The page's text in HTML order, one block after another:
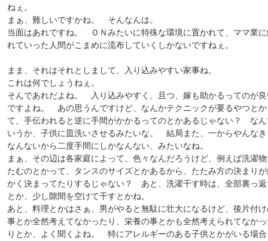
ねぇ。
まぁ、難しいですかね。 そんなんは。
当面はあれですね。 ＯＮみたいに特殊な環境に置かれて、ママ業
れていった人間がこまめに流布していくしかないですねぇ。
まま、それはそれとしまして、入り込みやすい家事ね。
これは何でしょうねぇ。
そんであれだよね。 入り込みやすく、且つ、嫁も助かるってのが
ですよね。 あの思うんですけど、なんかテクニックが要るやつと
て、手伝われると逆に手間がかかるってのとかあるじゃない？ な
いうか、子供に皿洗いさせるみたいな。 結局また、一からやんな
なんないから二度手間にしかなんない、みたいなね。
まぁ、その辺は各家庭によって、色々なんだろうけど、例えば洗濯
たむのとかって、タンスのサイズとかあるから、たたみ方の決まり
かく決まってたりするじゃない？ あと、洗濯干す時は、全部裏っ
とか、少し隙間を空けて干すとかね。
あと、料理とかはさぁ、男がやると無駄に壮大になるけど、後片付
事とか全然考えてなかったり、栄養の事とかも全然考えられてなか
りとか、よく聞くよね。 特にアレルギーのある子供とかがいる場合